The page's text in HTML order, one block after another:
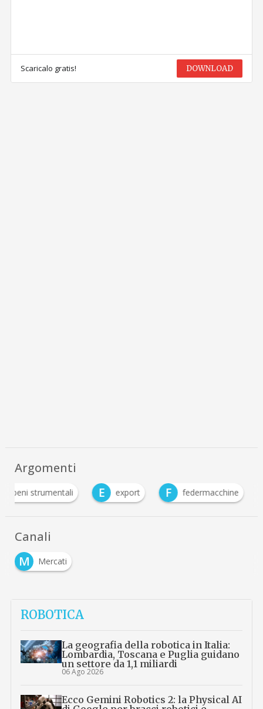
Scaricalo gratis! DOWNLOAD
Argomenti
beni strumentali E export F federmacchine
Canali
M
Mercati
ROBOTICA
La geografia della robotica in Italia:
Lombardia, Toscana e Puglia guidano
un settore da 1,1 miliardi
06 Ago 2026
Ecco Gemini Robotics 2: la Physical AI